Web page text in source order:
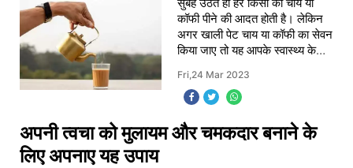
कॉफी पीने की आदत होती है। लेकिन
अगर खाली पेट चाय या कॉफी का सेवन
किया जाए तो यह आपके स्वास्थ्य के
हम आपको इस आर्टिकल में सुबह खाली
पेट चा
Fri,24 Mar 2023
अपनी त्वचा को मुलायम और चमकदार बनाने के
लिए अपनाए यह उपाय